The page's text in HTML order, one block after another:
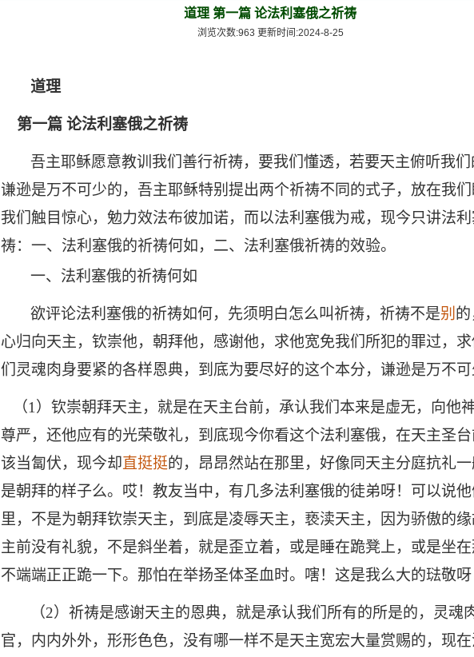
道理 第一篇 论法利塞俄之祈祷
浏览次数:963 更新时间:2024-8-25
道理
第一篇 论法利塞俄之祈祷
吾主耶稣愿意教训我们善行祈祷，要我们懂透，若要天主俯听我们
谦逊是万不可少的，吾主耶稣特别提出两个祈祷不同的式子，放在我
我们触目惊心，勉力效法布彼加诺，而以法利塞俄为戒，现今只讲法
祷：一、法利塞俄的祈祷何如，二、法利塞俄祈祷的效验。
一、 法利塞俄的祈祷何如
欲评论法利塞俄的祈祷如何，先须明白怎么叫祈祷，祈祷不是别
心归向天主，钦崇他，朝拜他，感谢他，求他宽免我们所犯的罪过，
们灵魂肉身要紧的各样恩典，到底为要尽好的这个本分，谦逊是万不可
（1）钦崇朝拜天主，就是在天主台前，承认我们本来是虚无，向他
尊严，还他应有的光荣敬礼，到底现今你看这个法利塞俄，在天主圣
该当匐伏，现今却直挺挺的，昂昂然站在那里，好像同天主分庭抗礼
是朝拜的样子么。哎！教友当中，有几多法利塞俄的徒弟呀！可以说
里，不是为朝拜钦崇天主，到底是凌辱天主，亵渎天主，因为骄傲的
主前没有礼貌，不是斜坐着，就是歪立着，或是睡在跪凳上，或是坐
不端端正正跪一下。那怕在举扬圣体圣血时。嗐！这是我么大的琺敬呀
（2）祈祷是感谢天主的恩典，就是承认我们所有的所是的，灵魂
官，内内外外，形形色色，没有哪一样不是天主宽宏大量赏赐的，现